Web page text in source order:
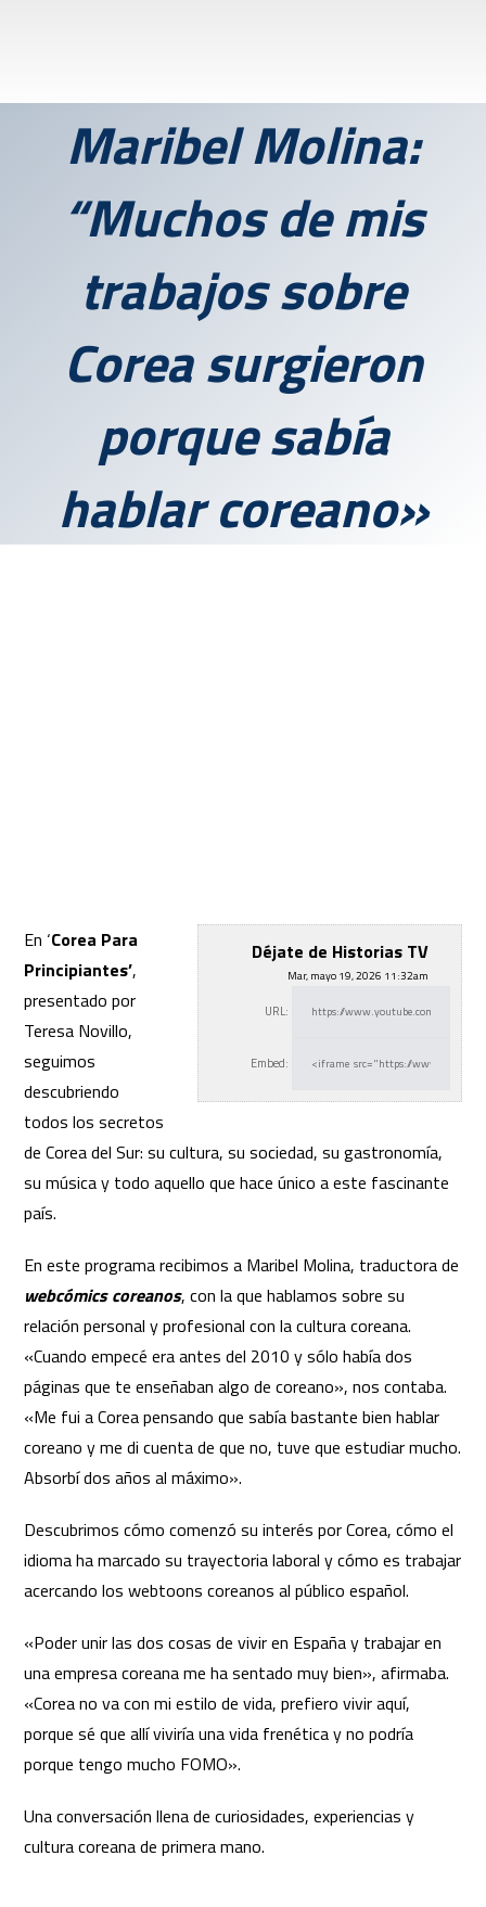
Maribel Molina:
“Muchos de mis
trabajos sobre
Corea surgieron
porque sabía
hablar coreano»
Déjate de Historias TV
Mar, mayo 19, 2026 11:32am
URL:
Embed:
En ‘Corea Para
Principiantes’,
presentado por
Teresa Novillo,
seguimos
descubriendo
todos los secretos
de Corea del Sur: su cultura, susociedad, su gastronomía,
su música y todo aquello que hace único a este fascinante
país.
En este programa recibimos a Maribel Molina, traductora de
webcómics coreanos, con la que hablamos sobre su
relación personal y profesional con la cultura coreana.
«Cuando empecé era antes del 2010 y sólo había dos
páginas que te enseñaban algo de coreano», nos contaba.
«Me fui a Corea pensando que sabía bastante bien hablar
coreano y me di cuenta de que no, tuve que estudiar mucho.
Absorbí dos años al máximo».
Descubrimos cómo comenzó su interés por Corea, cómo el
idioma ha marcado su trayectoria laboral y cómo es trabajar
acercando los webtoons coreanos al público español.
«Poder unir las dos cosas de vivir en España y trabajar en
una empresa coreana me ha sentado muy bien», afirmaba.
«Corea no va con mi estilo de vida, prefiero vivir aquí,
porque sé que allí viviría una vida frenética y no podría
porque tengo mucho FOMO».
Una conversación llena de curiosidades, experiencias y
cultura coreana de primera mano.